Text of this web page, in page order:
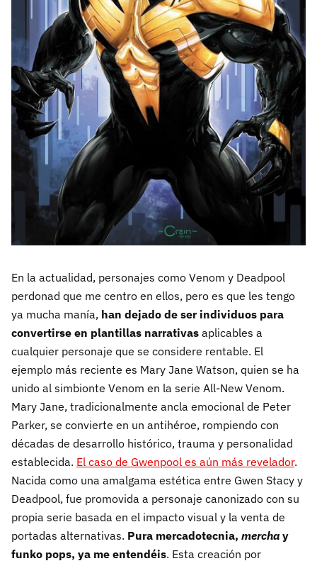
En la actualidad, personajes como Venom y Deadpool
perdonad que me centro en ellos, pero es que les tengo
ya mucha manía, han dejado de ser individuos para
convertirse en plantillas narrativas aplicables a
cualquier personaje que se considere rentable. El
ejemplo más reciente es Mary Jane Watson, quien se ha
unido al simbionte Venom en la serie All-New Venom.
Mary Jane, tradicionalmente ancla emocional de Peter
Parker, se convierte en un antihéroe, rompiendo con
décadas de desarrollo histórico, trauma y personalidad
establecida. El caso de Gwenpool es aún más revelador.
Nacida como una amalgama estética entre Gwen Stacy y
Deadpool, fue promovida a personaje canonizado con su
propia serie basada en el impacto visual y la venta de
portadas alternativas. Pura mercadotecnia, mercha y
funko pops, ya me entendéis. Esta creación por